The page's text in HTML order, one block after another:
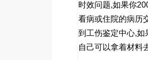
时效问题,如果你
看病或住院的病历
到工伤鉴定中心,如
自己可以拿着材料